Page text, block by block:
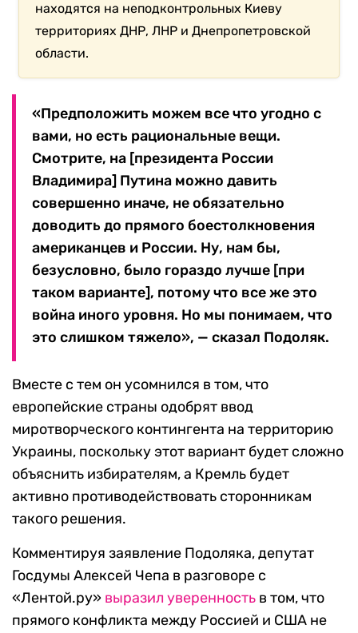
находятся на неподконтрольных Киеву
территориях ДНР, ЛНР и Днепропетровской
области.
«Предположить можем все что угодно с
вами, но есть рациональные вещи.
Смотрите, на [президента России
Владимира] Путина можно давить
совершенно иначе, не обязательно
доводить до прямого боестолкновения
американцев и России. Ну, нам бы,
безусловно, было гораздо лучше [при
таком варианте], потому что все же это
война иного уровня. Но мы понимаем, что
это слишком тяжело», — сказал Подоляк.
Вместе с тем он усомнился в том, что
европейские страны одобрят ввод
миротворческого контингента на территорию
Украины, поскольку этот вариант будет сложно
объяснить избирателям, а Кремль будет
активно противодействовать сторонникам
такого решения.
Комментируя заявление Подоляка, депутат
Госдумы Алексей Чепа в разговоре с
«Лентой.ру» выразил уверенность в том, что
прямого конфликта между Россией и США не